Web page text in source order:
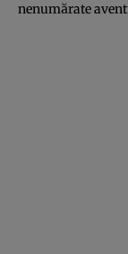
nenumărate